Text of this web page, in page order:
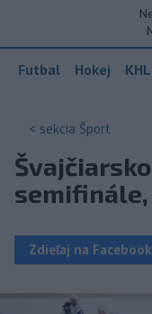
Futbal Hokej KHL
< sekcia Šport
Zdieľaj na